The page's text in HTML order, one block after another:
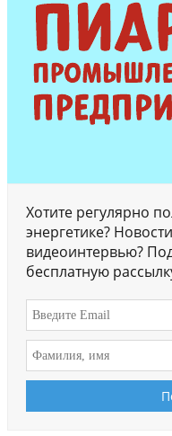
Хотите регулярно
энергетике?
видеоинтервью?
бесплатную